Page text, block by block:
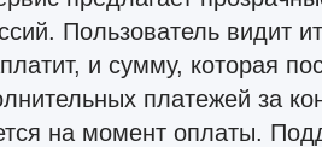
Пользователь видит
и сумму, которая
платежей за
на момент оплаты.